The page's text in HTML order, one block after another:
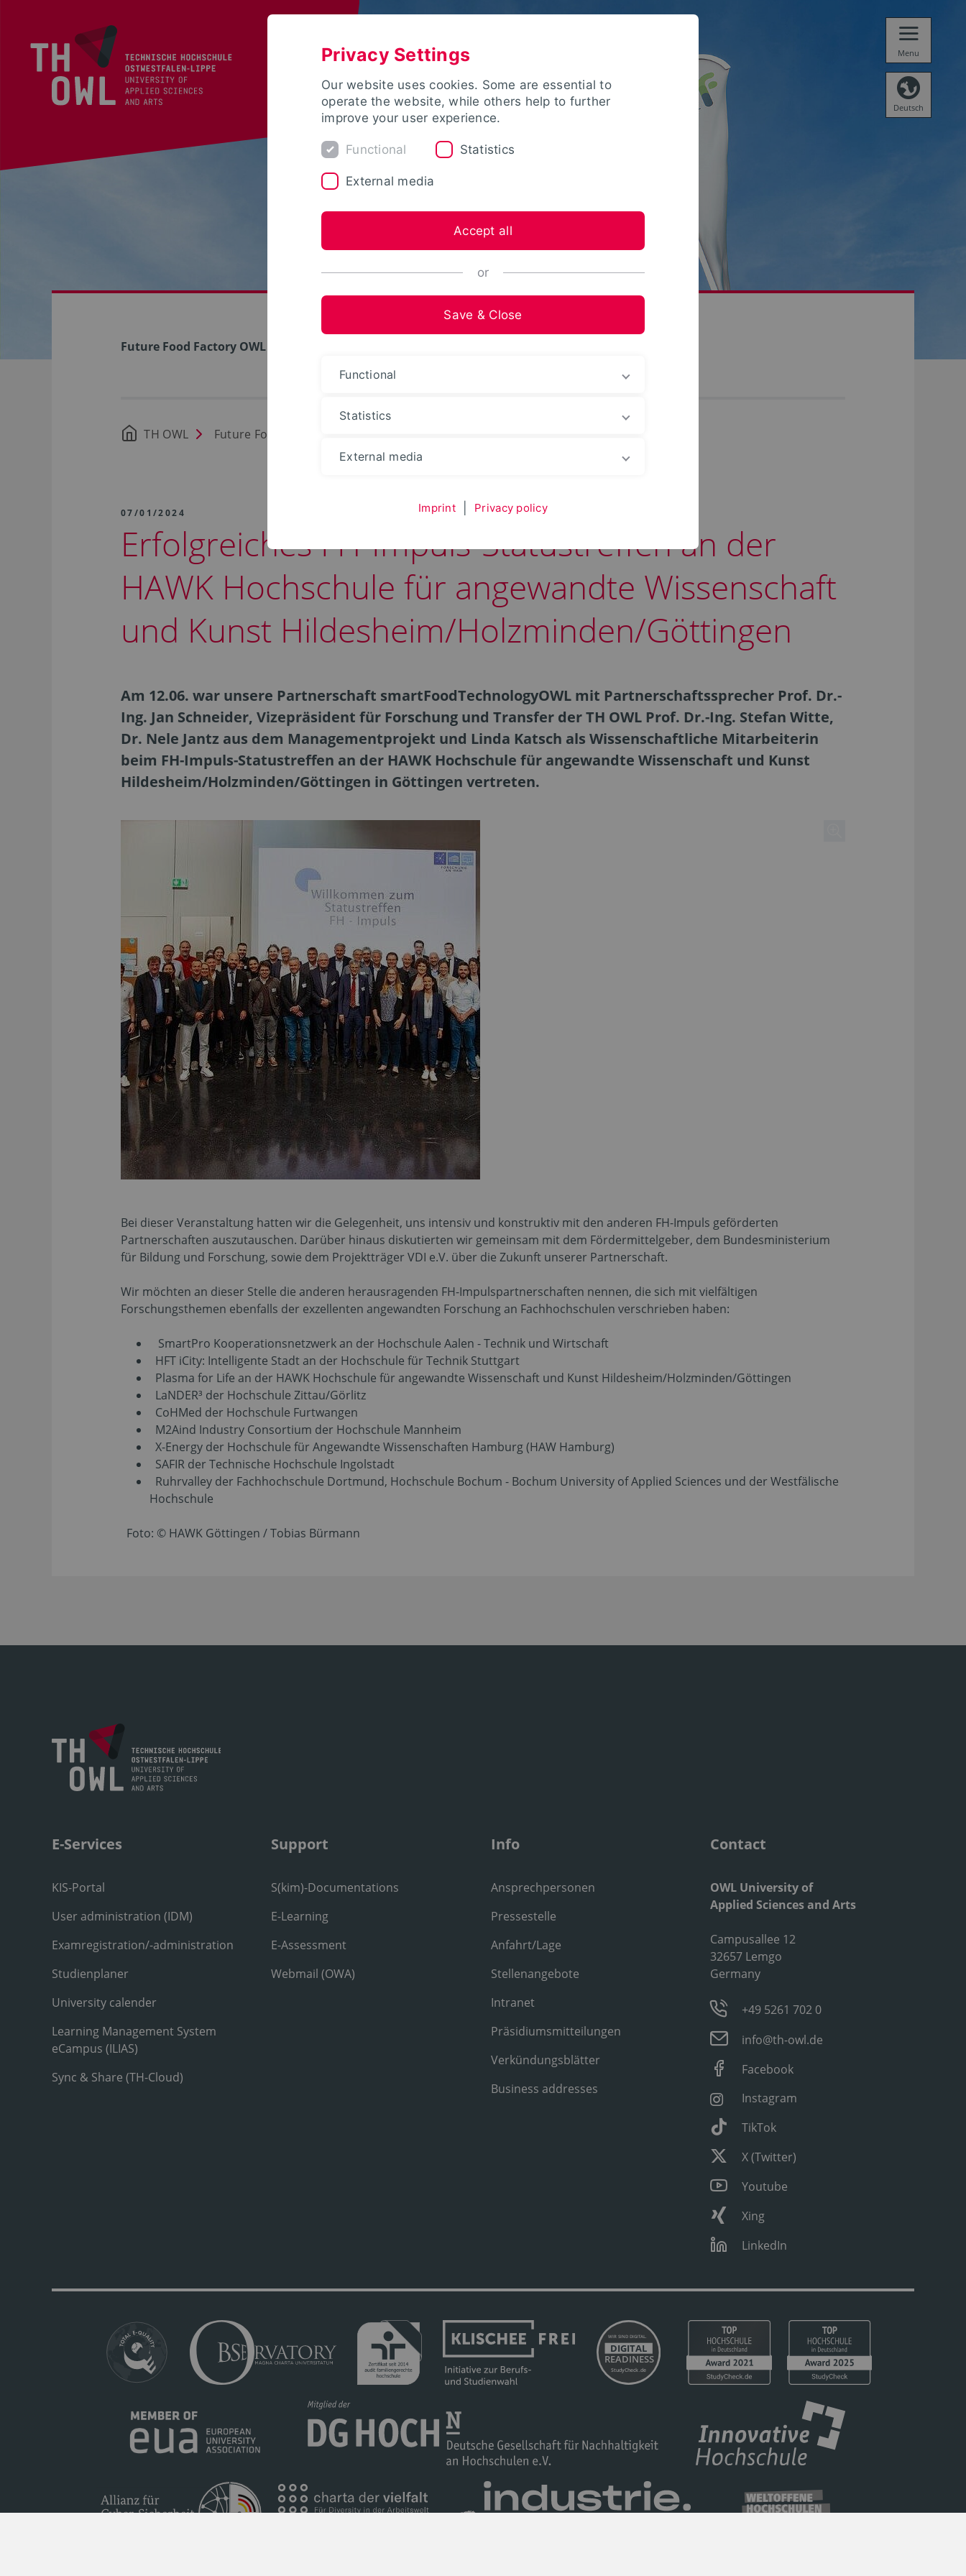
Menu
Deutsch
Future Food Factory OWL
TH OWL Future Food Factory OWL
07/01/2024
Erfolgreiches FH-Impuls-Statustreffen an der
HAWK Hochschule für angewandte Wissenschaft
und Kunst Hildesheim/Holzminden/Göttingen
Am 12.06. war unsere Partnerschaft smartFoodTechnologyOWL mit Partnerschaftssprecher Prof. Dr.-
Ing. Jan Schneider, Vizepräsident für Forschung und Transfer der TH OWL Prof. Dr.-Ing. Stefan Witte,
Dr. Nele Jantz aus dem Managementprojekt und Linda Katsch als Wissenschaftliche Mitarbeiterin
beim FH-Impuls-Statustreffen an der HAWK Hochschule für angewandte Wissenschaft und Kunst
Hildesheim/Holzminden/Göttingen in Göttingen vertreten.
Bei dieser Veranstaltung hatten wir die Gelegenheit, uns intensiv und konstruktiv mit den anderen FH-Impuls geförderten
Partnerschaften auszutauschen. Darüber hinaus diskutierten wir gemeinsam mit dem Fördermittelgeber, dem Bundesministerium
für Bildung und Forschung, sowie dem Projektträger VDI e.V. über die Zukunft unserer Partnerschaft.
Wir möchten an dieser Stelle die anderen herausragenden FH-Impulspartnerschaften nennen, die sich mit vielfältigen
Forschungsthemen ebenfalls der exzellenten angewandten Forschung an Fachhochschulen verschrieben haben:
SmartPro Kooperationsnetzwerk an der Hochschule Aalen - Technik und Wirtschaft
HFT iCity: Intelligente Stadt an der Hochschule für Technik Stuttgart
Plasma for Life an der HAWK Hochschule für angewandte Wissenschaft und Kunst Hildesheim/Holzminden/Göttingen
LaNDER³ der Hochschule Zittau/Görlitz
CoHMed der Hochschule Furtwangen
M2Aind Industry Consortium der Hochschule Mannheim
X-Energy der Hochschule für Angewandte Wissenschaften Hamburg (HAW Hamburg)
SAFIR der Technische Hochschule Ingolstadt
Ruhrvalley der Fachhochschule Dortmund, Hochschule Bochum - Bochum University of Applied Sciences und der Westfälische
Hochschule
Foto: © HAWK Göttingen / Tobias Bürmann
E-Services
KIS-Portal
User administration (IDM)
Examregistration/-administration
Studienplaner
University calender
Learning Management System
eCampus (ILIAS)
Sync & Share (TH-Cloud)
Support
S(kim)-Documentations
E-Learning
E-Assessment
Webmail (OWA)
Info
Ansprechpersonen
Pressestelle
Anfahrt/Lage
Stellenangebote
Intranet
Präsidiumsmitteilungen
Verkündungsblätter
Business addresses
Contact
OWL University of
Applied Sciences and Arts
Campusallee 12
32657 Lemgo
Germany
+49 5261 702 0
info@th-owl.de
Facebook
Instagram
TikTok
X (Twitter)
Youtube
Xing
LinkedIn
Privacy Settings
Our website uses cookies. Some are essential to
operate the website, while others help to further
improve your user experience.
Functional Statistics
External media
Accept all
or
Save & Close
Functional
Statistics
External media
Imprint Privacy policy